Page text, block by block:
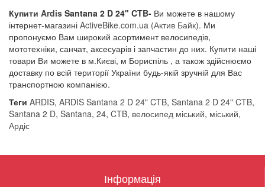
Купити Ardis Santana 2 D 24" CTB- Ви можете в нашому
інтернет-магазині ActiveBike.com.ua (Актив Байк). Ми
пропонуємо Вам широкий асортимент велосипедів,
мототехніки, санчат, аксесуарів і запчастин до них. Купити наші
товари Ви можете в м.Києві, м Бориспіль , а також здійснюємо
доставку по всій території України будь-якій зручній для Вас
транспортною компанією.
Теги ARDIS, ARDIS Santana 2 D 24" CTB, Santana 2 D 24" CTB,
Santana 2 D, Santana, 24, CTB, велосипед міський, міський,
Ардіс
Інформація